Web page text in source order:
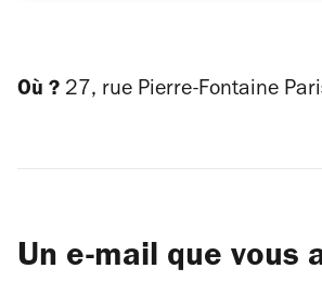
Où ? 27, rue Pierre-Fontaine
Un e-mail que vous